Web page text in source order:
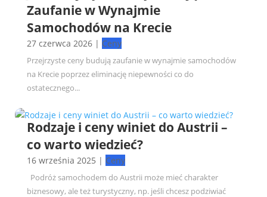
Zaufanie w Wynajmie
Samochodów na Krecie
27 czerwca 2026| Ceny
Przejrzyste ceny budują zaufanie w wynajmie samochodów
na Krecie poprzez eliminację niepewności co do
ostatecznego...
Rodzaje i ceny winiet do Austrii –
co warto wiedzieć?
16 września 2025 | Ceny
Podróż samochodem do Austrii może mieć charakter
biznesowy, ale też turystyczny, np. jeśli chcesz podziwiać